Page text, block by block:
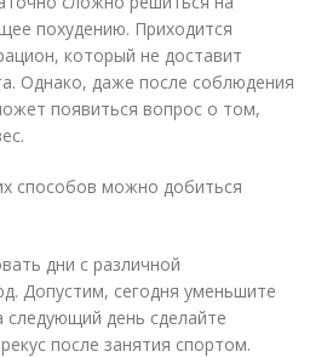
похудению. Приходится
который не доставит
Однако, даже после соблюдения
появиться вопрос о том,
способов можно добиться
дни с различной
Допустим, сегодня уменьшите
следующий день сделайте
после занятия спортом.